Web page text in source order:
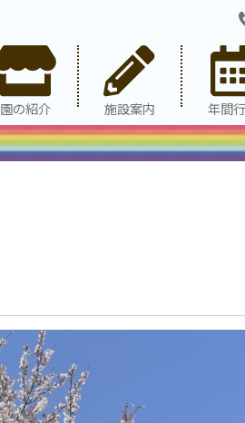
園の紹介 施設案内 年間